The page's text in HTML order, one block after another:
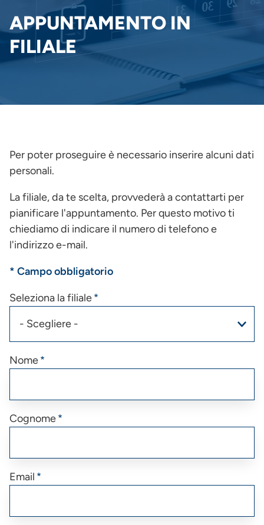
PANE
APPUNTAMENTO IN
FILIALE
Per poter proseguire è necessario inserire alcuni dati
personali.
La filiale, da te scelta, provvederà a contattarti per
pianificare l'appuntamento. Per questo motivo ti
chiediamo di indicare il numero di telefono e
l'indirizzo e-mail.
* Campo obbligatorio
Seleziona la filiale
Nome
Cognome
Email